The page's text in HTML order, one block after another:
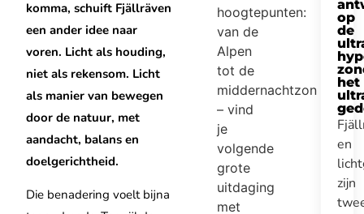
komma, schuift Fjällräven
een ander idee naar
voren. Licht als houding,
niet als rekensom. Licht
als manier van bewegen
door de natuur, met
aandacht, balans en
doelgerichtheid.
Die benadering voelt bijna
hoogtepunten:
van de
Alpen
tot de
middernachtzon
– vind
je
volgende
grote
uitdaging
met
op
de
het
en
zijn